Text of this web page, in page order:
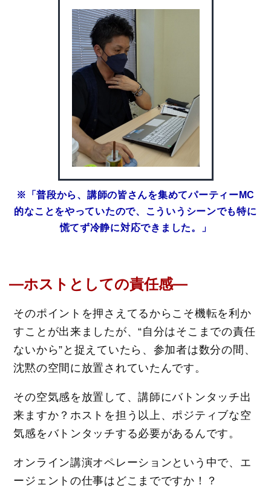
※「普段から、講師の皆さんを集めてパーティーMC
的なことをやっていたので、こういうシーンでも特に
慌てず冷静に対応できました。」
―ホストとしての責任感―
そのポイントを押さえてるからこそ機転を利か
すことが出来ましたが、“自分はそこまでの責任
ないから”と捉えていたら、参加者は数分の間、
沈黙の空間に放置されていたんです。
その空気感を放置して、講師にバトンタッチ出
来ますか？ホストを担う以上、ポジティブな空
気感をバトンタッチする必要があるんです。
オンライン講演オペレーションという中で、エ
ージェントの仕事はどこまでですか！？